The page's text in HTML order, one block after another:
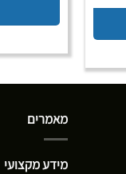
מאמרים
מידע מקצועי